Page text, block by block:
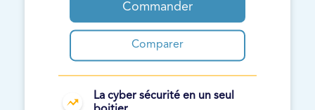
Commander
Comparer
La cyber sécurité en un seul